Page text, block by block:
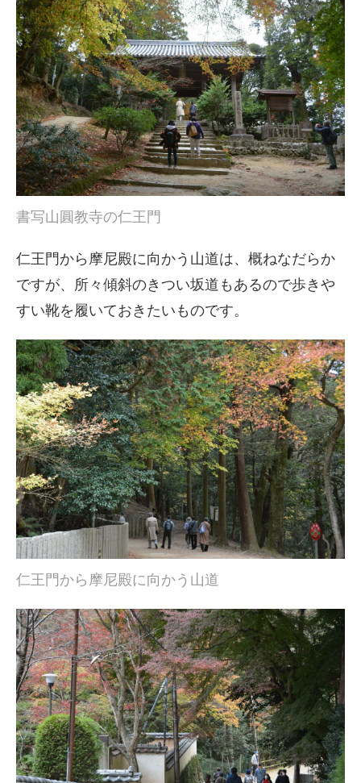
書写山圓教寺の仁王門
仁王門から摩尼殿に向かう山道は、概ねなだらか
ですが、所々傾斜のきつい坂道もあるので歩きや
すい靴を履いておきたいものです。
仁王門から摩尼殿に向かう山道